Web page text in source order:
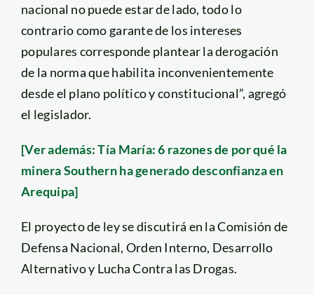
nacional no puede estar de lado, todo lo
contrario como garante de los intereses
populares corresponde plantear la derogación
de la norma que habilita inconvenientemente
desde el plano político y constitucional”, agregó
el legislador.
[Ver además: Tía María: 6 razones de por qué la
minera Southern ha generado desconfianza en
Arequipa]
El proyecto de ley se discutirá en la Comisión de
Defensa Nacional, Orden Interno, Desarrollo
Alternativo y Lucha Contra las Drogas.